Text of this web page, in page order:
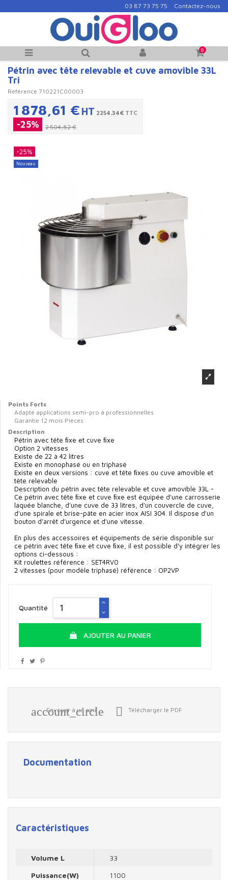
03 87 73 75 75 Contactez-nous
0
Pétrin avec tête relevable et cuve amovible 33L
Tri
Référence 710221C00003
1 878,61 € HT 2254.34€ TTC
-25% 2 504,82 €
-25%
Nouveau
Points Forts
Adapté applications semi-pro à professionnelles
Garantie 12 mois Pièces
Description
Pétrin avec tête ﬁxe et cuve ﬁxe
Option 2 vitesses
Existe de 22 à 42 litres
Existe en monophasé ou en triphasé
Existe en deux versions : cuve et tête ﬁxes ou cuve amovible et
tête relevable
Description du pétrin avec tête relevable et cuve amovible 33L -
Ce pétrin avec tête ﬁxe et cuve ﬁxe est équipée d'une carrosserie
laquée blanche, d'une cuve de 33 litres, d'un couvercle de cuve,
d'une spirale et brise-pâte en acier inox AISI 304. Il dispose d'un
bouton d’arrêt d’urgence et d'une vitesse.
En plus des accessoires et équipements de série disponible sur
ce pétrin avec tête ﬁxe et cuve ﬁxe, il est possible d'y intégrer les
options ci-dessous :
Kit roulettes référence : SET4RV0
2 vitesses (pour modèle triphasé) référence : OP2VP
Quantité
AJOUTER AU PANIER
account_circle
Envoyer à un ami  Télécharger le PDF
Documentation
Caractéristiques
Volume L
33
Puissance(W)
1100